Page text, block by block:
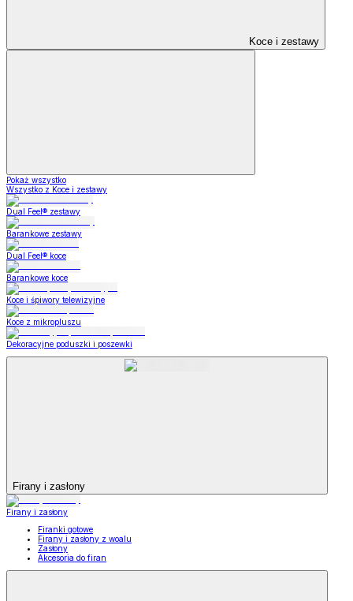
Koce i zestawy
Pokaż wszystko
Wszystko z Koce i zestawy
Dual Feel® zestawy
Barankowe zestawy
Dual Feel® koce
Barankowe koce
Koce i śpiwory telewizyjne
Koce z mikropluszu
Dekoracyjne poduszki i poszewki
Firany i zasłony
Firany i zasłony
Firanki gotowe
Firany i zasłony z woalu
Zasłony
Akcesoria do firan